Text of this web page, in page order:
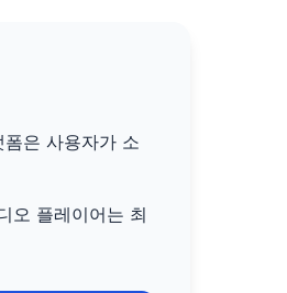
은 사용자가 소
오 플레이어는 최